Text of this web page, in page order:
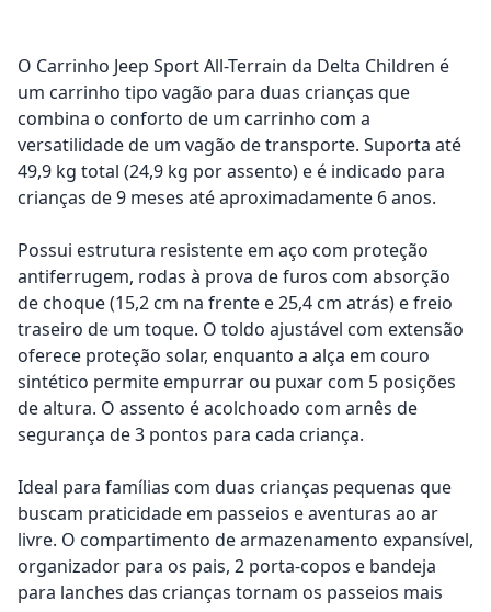
O Carrinho Jeep Sport All-Terrain da Delta Children é
um carrinho tipo vagão para duas crianças que
combina o conforto de um carrinho com a
versatilidade de um vagão de transporte. Suporta até
49,9 kg total (24,9 kg por assento) e é indicado para
crianças de 9 meses até aproximadamente 6 anos.
Possui estrutura resistente em aço com proteção
antiferrugem, rodas à prova de furos com absorção
de choque (15,2 cm na frente e 25,4 cm atrás) e freio
traseiro de um toque. O toldo ajustável com extensão
oferece proteção solar, enquanto a alça em couro
sintético permite empurrar ou puxar com 5 posições
de altura. O assento é acolchoado com arnês de
segurança de 3 pontos para cada criança.
Ideal para famílias com duas crianças pequenas que
buscam praticidade em passeios e aventuras ao ar
livre. O compartimento de armazenamento expansível,
organizador para os pais, 2 porta-copos e bandeja
para lanches das crianças tornam os passeios mais